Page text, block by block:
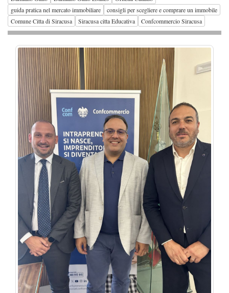
guida pratica nel mercato immobiliare
consigli per scegliere e comprare un immobile
Comune Citta di Siracusa
Siracusa citta Educativa Confcommercio Siracusa